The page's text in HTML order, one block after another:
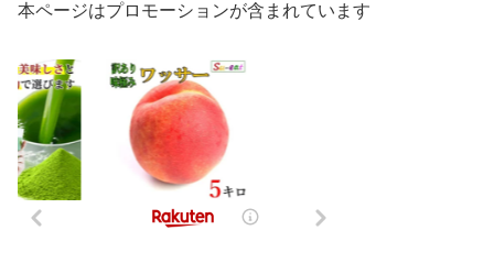
本ページはプロモーションが含まれています